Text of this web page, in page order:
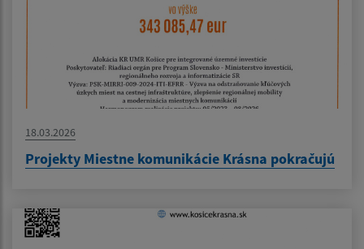
18.03.2026
Projekty Miestne komunikácie Krásna pokračujú